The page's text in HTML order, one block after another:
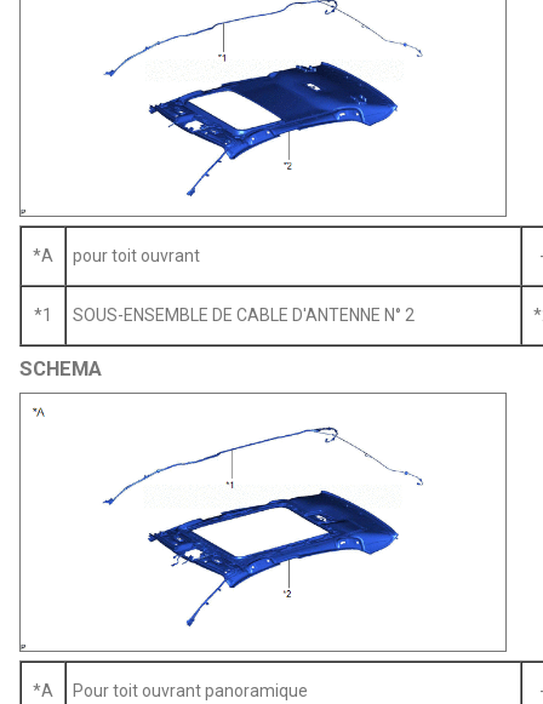
*A pour toit ouvrant
*1 SOUS-ENSEMBLE DE CABLE D'ANTENNE N° 2
SCHEMA
*A Pour toit ouvrant panoramique